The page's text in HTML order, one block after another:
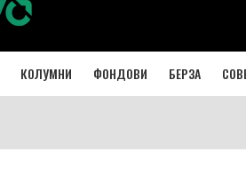
КОЛУМНИ ФОНДОВИ БЕРЗА